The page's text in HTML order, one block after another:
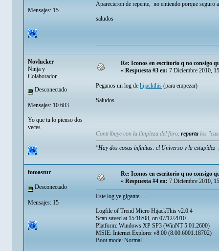
Mensajes: 15
Aparecieron de repente, no entiendo porque seguro
saludos
Novlucker
Ninja y
Colaborador
Desconectado
Mensajes: 10.683
Yo que tu lo pienso dos
veces
Re: Iconos en escritorio q no consigo
« Respuesta #3 en: 7 Diciembre 2010,
Peganos un log de hijackthis (para empezar)
Saludos
Contribuye con la limpieza del foro, reporta los
"Hay dos cosas infinitas: el Universo y la
fotoastur
Desconectado
Mensajes: 15
Re: Iconos en escritorio q no consigo
«Respuesta #4 en:7 Diciembre 2010,
Este log ye gigante....
Logfile of Trend Micro HijackThis v2.0.4
Scan saved at 15:18:08, on 07/12/2010
Platform: Windows XP SP3 (WinNT 5.01.2600)
MSIE: Internet Explorer v8.00 (8.00.6001.18702)
Boot mode: Normal